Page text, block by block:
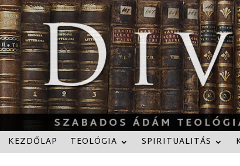
KEZDŐLAP TEOLÓGIA SPIRITUALITÁS